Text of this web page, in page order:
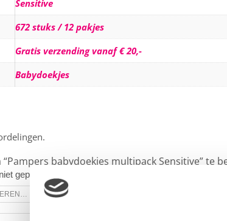
Sensitive
672 stuks / 12 pakjes
Gratis verzending vanaf € 20,-
Babydoekjes
babydoekjes multipack Sensitive” te
gepubliceerd.